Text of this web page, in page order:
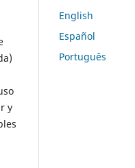
y
English
Español
Português